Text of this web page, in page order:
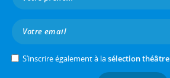
S’inscrire également à lasélection théâtre